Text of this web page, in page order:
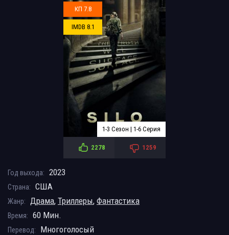
КП 7.8
IMDB 8.1
1-3 Сезон | 1-6 Серия
2278 1259
Год выхода: 2023
Страна: США
Жанр: Драма, Триллеры, Фантастика
Время: 60 Мин.
Перевод: Многоголосый